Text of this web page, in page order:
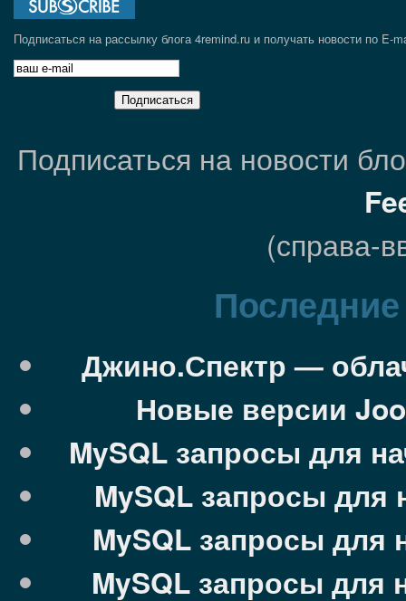
Подписаться на рассылку блога 4remind.ru и получать новости по E-
Подписаться на новости
(справа-
Джино.Спектр —
Новые версии
MySQL запросы для
MySQL запросы
MySQL запросы
MySQL запросы